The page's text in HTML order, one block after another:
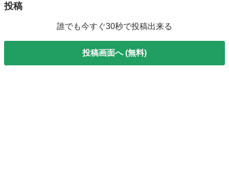
投稿
誰でも今すぐ30秒で投稿出来る
投稿画面へ (無料)